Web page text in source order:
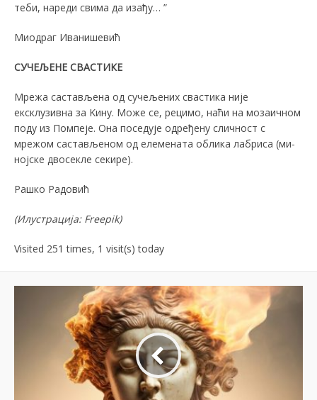
теби, нареди свима да изађу… ”
Миодраг Иванишевић
СУЧЕЉЕНЕ СВАСТИКЕ
Мрежа састављена од су­чељених свастика није
ексклузивна за Kину. Може се, рецимо, наћи на мозаичном
поду из Помпеје. Она по­седује одређену сличност с
мрежом састављеном од еле­мената облика лабриса (ми­
нојске двосекле секире).
Рашко Радовић
(Илустрација: Freepik)
Visited 251 times, 1 visit(s) today